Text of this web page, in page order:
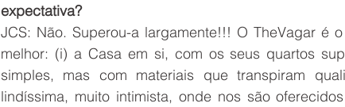
expectativa?
JCS: Não. Superou-a largamente!!! O TheVagar é
melhor: (i) a Casa em si, com os seus quartos
simples, mas com materiais que transpiram
lindíssima, muito intimista, onde nos são